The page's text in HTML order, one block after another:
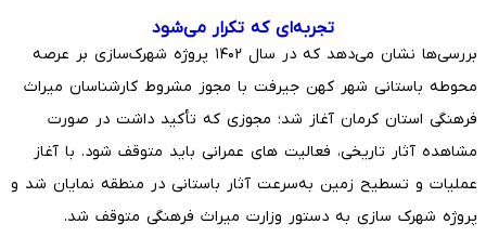
تجربه‌ای که تکرار می‌شود
بررسی‌ها نشان می‌دهد که در سال ۱۴۰۲ پروژه شهرک‌سازی بر عرصه
محوطه باستانی شهر کهن جیرفت با مجوز مشروط کارشناسان میراث
فرهنگی استان کرمان آغاز شد؛ مجوزی که تأکید داشت در صورت
مشاهده آثار تاریخی، فعالیت های عمرانی باید متوقف شود. با آغاز
عملیات و تسطیح زمین به‌سرعت آثار باستانی در منطقه نمایان شد و
پروژه شهرک سازی به دستور وزارت میراث فرهنگی متوقف شد.